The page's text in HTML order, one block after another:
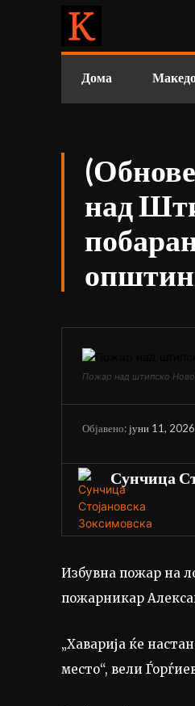
Дома
над
Пожар над штипско
Објавено:јуни 11,
Сунчица
Избувна пожар на
пожарникар
„Хаварија ќе
место“, вели